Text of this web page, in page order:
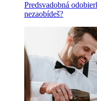
Predsvadobná
nezaobídeš?